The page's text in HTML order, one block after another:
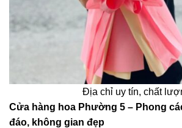
Địa chỉ uy tín, chất
Cửa hàng hoa Phường 5 – Phong
đáo, không gian đẹp